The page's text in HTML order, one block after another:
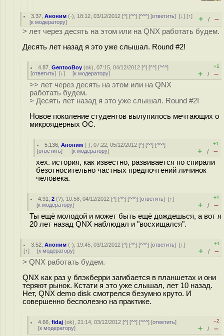
3.37 ,Аноним (-), 18:12, 03/12/2012 [^] [^^] [^^^] [ответить][↓] [↑]
[к модератору] + / –
> лет через десять на этом или на QNX работать будем.
Десять лет назад я это уже слышал. Round #2!
4.87 ,GentooBoy (ok), 07:15, 04/12/2012 [^] [^^] [^^^]
[ответить] [↓] [к модератору]
+1
+ / –
>> лет через десять на этом или на QNX
работать будем.
> Десять лет назад я это уже слышал. Round #2!
Новое поколение студентов вылупилось мечтающих о
микроядерных ОС.
5.136 ,Аноним (-), 07:22, 05/12/2012 [^] [^^] [^^^]
[ответить] [к модератору]
+1
+ / –
хех. история, как известно, развивается по спирали
безотносительно частных предпочтений личинок
человека.
4.91 ,2 (?), 10:58, 04/12/2012 [^] [^^] [^^^] [ответить][↑]
[к модератору]
+1
+ / –
Ты ещё молодой и может быть ещё дождешься, а вот я
20 лет назад QNX наблюдал и "восхищался".
3.52 ,Аноним (-), 19:45, 03/12/2012 [^] [^^] [^^^] [ответить][↓]
[↑] [к модератору]
+1
+ / –
> QNX работать будем.
QNX как раз у блэкберри загибается в планшетах и они
теряют рынок. Кстати я это уже слышал, лет 10 назад.
Нет, QNX demo disk смотрелся безумно круто. И
совершенно бесполезно на практике.
4.66 ,fidaj (ok), 21:14, 03/12/2012 [^] [^^] [^^^] [ответить]
[к модератору]
–2
+ / –